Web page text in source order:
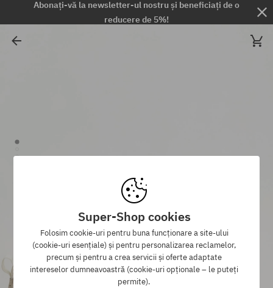
Abonați-vă la newsletter-ul nostru și beneficiați de o
reducere de 5%!
Super-Shop cookies
Folosim cookie-uri pentru buna funcționare a site-ului
(cookie-uri esențiale) și pentru personalizarea reclamelor,
precum și pentru a crea servicii și oferte adaptate
intereselor dumneavoastră (cookie-uri opționale – le puteți
permite).